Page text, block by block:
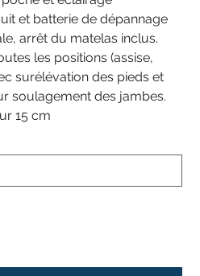
et batterie de dépannage
arrêt du matelas inclus.
les positions (assise,
surélévation des pieds et
soulagement des jambes.
15 cm